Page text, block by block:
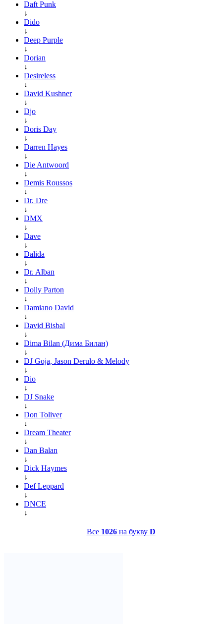
Daft Punk
↓
Dido
↓
Deep Purple
↓
Dorian
↓
Desireless
↓
David Kushner
↓
Djo
↓
Doris Day
↓
Darren Hayes
↓
Die Antwoord
↓
Demis Roussos
↓
Dr. Dre
↓
DMX
↓
Dave
↓
Dalida
↓
Dr. Alban
↓
Dolly Parton
↓
Damiano David
↓
David Bisbal
↓
Dima Bilan (Дима Билан)
↓
DJ Goja, Jason Derulo & Melody
↓
Dio
↓
DJ Snake
↓
Don Toliver
↓
Dream Theater
↓
Dan Balan
↓
Dick Haymes
↓
Def Leppard
↓
DNCE
↓
Все 1026на букву D